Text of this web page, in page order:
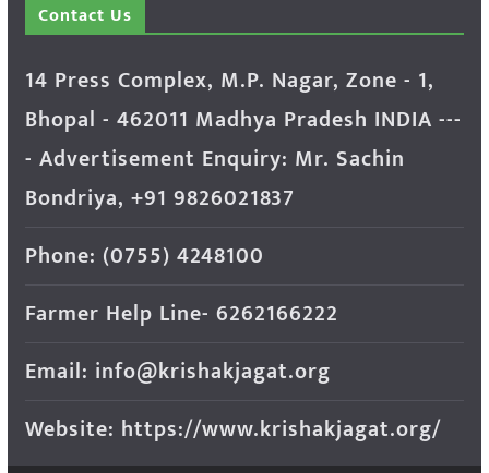
Contact Us
14 Press Complex, M.P. Nagar, Zone - 1,
Bhopal - 462011 Madhya Pradesh INDIA ---
- Advertisement Enquiry: Mr. Sachin
Bondriya, +91 9826021837
Phone: (0755) 4248100
Farmer Help Line- 6262166222
Email: info@krishakjagat.org
Website: https://www.krishakjagat.org/